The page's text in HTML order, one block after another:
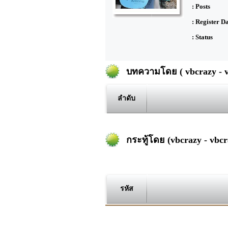
: Posts
: Register
: Status
บทความโดย ( vbcrazy -
ลำดับ
กระทู้โดย (vbcrazy -
รหัส